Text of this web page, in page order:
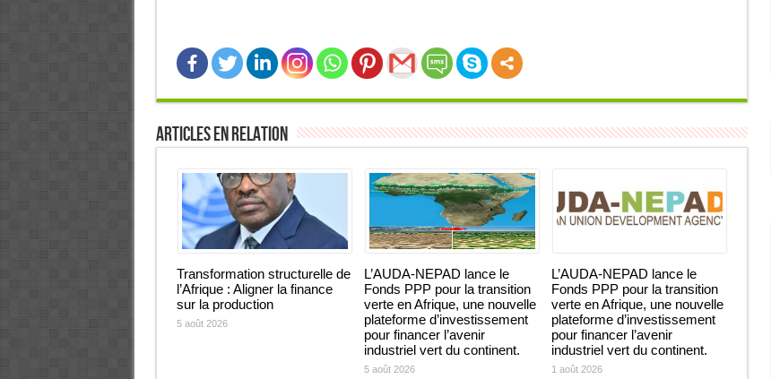
Articles en relation
Transformation structurelle de
l’Afrique : Aligner la finance
sur la production
5 août 2026
L’AUDA-NEPAD lance le
Fonds PPP pour la transition
verte en Afrique, une nouvelle
plateforme d’investissement
pour financer l’avenir
industriel vert du continent.
5 août 2026
L’AUDA-NEPAD lance le
Fonds PPP pour la transition
verte en Afrique, une nouvelle
plateforme d’investissement
pour financer l’avenir
industriel vert du continent.
1 août 2026